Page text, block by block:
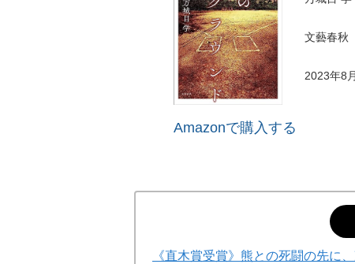
文藝春秋
2023年8
Amazonで購入する
《直木賞受賞》熊との死闘の先に